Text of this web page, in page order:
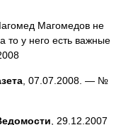
Магомедов не
то у него есть важные
, 07.07.2008. — №
, 29.12.2007